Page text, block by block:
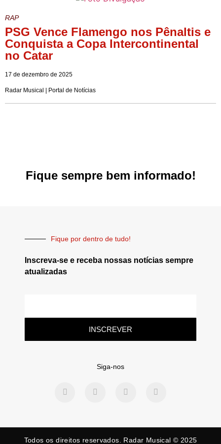
RAP
PSG Vence Flamengo nos Pênaltis e
Conquista a Copa Intercontinental
no Catar
17 de dezembro de 2025
Radar Musical | Portal de Notícias
Fique sempre bem informado!
Fique por dentro de tudo!
Inscreva-se e receba nossas notícias sempre
atualizadas
INSCREVER
Siga-nos
Todos os direitos reservados. Radar Musical © 2025